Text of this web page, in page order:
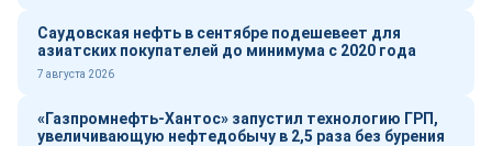
Саудовская нефть в сентябре подешевеет для
азиатских покупателей до минимума с 2020 года
7 августа 2026
«Газпромнефть-Хантос» запустил технологию ГРП,
увеличивающую нефтедобычу в 2,5 раза без бурения